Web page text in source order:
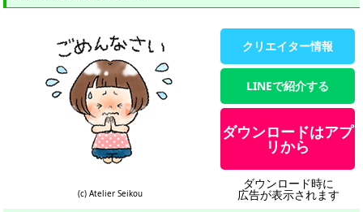
(c) Atelier Seikou
クリエイター情報
LINEで紹介する
ダウンロードはアプ
リから
ダウンロード時に
広告が表示されます